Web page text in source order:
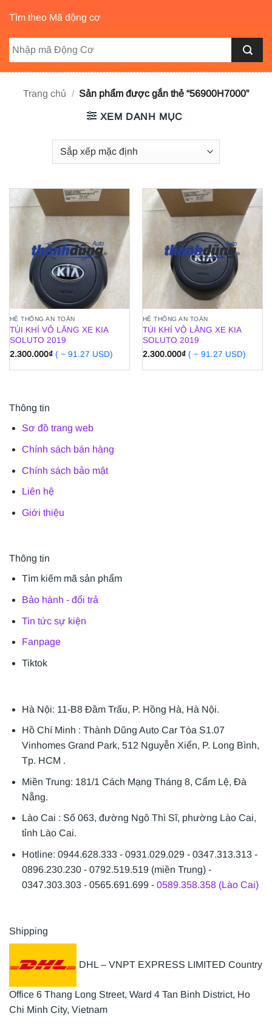
Tìm theo Mã động cơ
Trang chủ / Sản phẩm được gắn thẻ “56900H7000”
XEM DANH MỤC
HỆ THỐNG AN TOÀN
TÚI KHÍ VÔ LĂNG XE KIA
SOLUTO 2019
2.300.000₫ ( ~ 91.27 USD)
HỆ THỐNG AN TOÀN
TÚI KHÍ VÔ LĂNG XE KIA
SOLUTO 2019
2.300.000₫ ( ~ 91.27 USD)
Thông tin
Sơ đồ trang web
Chính sách bán hàng
Chính sách bảo mật
Liên hệ
Giới thiệu
Thông tin
Tìm kiếm mã sản phẩm
Bảo hành - đổi trả
Tin tức sự kiện
Fanpage
Tiktok
Hà Nội: 11-B8 Đầm Trấu, P. Hồng Hà, Hà Nội.
Hồ Chí Minh : Thành Dũng Auto Car Tòa S1.07
Vinhomes Grand Park, 512 Nguyễn Xiển, P. Long Bình,
Tp. HCM .
Miền Trung: 181/1 Cách Mạng Tháng 8, Cẩm Lệ, Đà
Nẵng.
Lào Cai : Số 063, đường Ngô Thì Sĩ, phường Lào Cai,
tỉnh Lào Cai.
Hotline: 0944.628.333 - 0931.029.029 - 0347.313.313 -
0896.230.230 - 0792.519.519 (miền Trung) -
0347.303.303 - 0565.691.699 - 0589.358.358 (Lào Cai)
Shipping
DHL – VNPT EXPRESS LIMITED Country
Office 6 Thang Long Street, Ward 4 Tan Binh District, Ho
Chi Minh City, Vietnam